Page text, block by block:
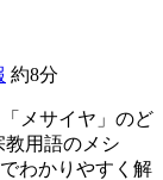
約8分
メサイヤ」のど
教用語のメシ
わかりやすく解